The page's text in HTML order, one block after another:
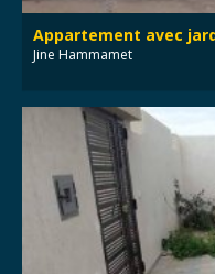
Appartement avec
Jine Hammamet